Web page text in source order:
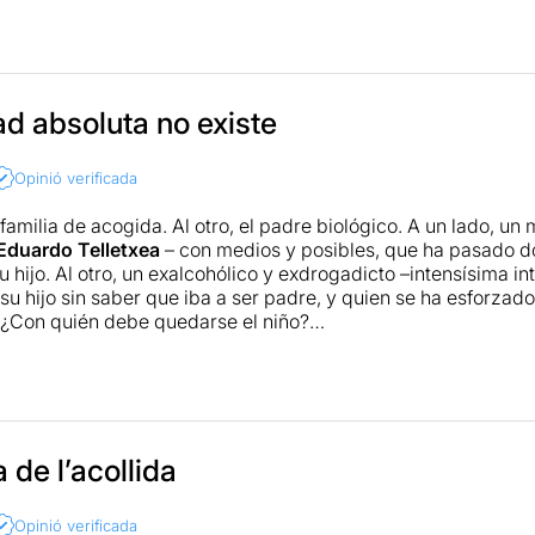
postures presentades alhora que els personatges van
algunes de les dificultats emocionals per les que
últims. Així, es presenta hàbilment tots dos punts de vista
i permetent empatitzar amb les dues parts de la
viscuda per l'espectador a través d'un constant estat de
transmès dels diferents personatges, entenent les seves
absoluta no existe
Opinió verificada
de acogida. Al otro, el padre biológico. A un lado, un
Telletxea – con medios y posibles, que ha pasado
hijo. Al otro, un exalcohólico y exdrogadicto –intensísima
hijo sin saber que iba a ser padre, y quien se ha
quién debe quedarse el niño?
servido, sin que la dramaturgia de
Sin juicios ni moralejas...
de l’acollida
Opinió verificada